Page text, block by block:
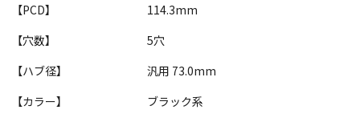
【PCD】
114.3mm
【穴数】
5穴
【ハブ径】
汎用 73.0mm
【カラー】
ブラック系